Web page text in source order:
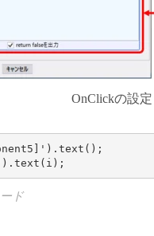
OnClickの設定
ド